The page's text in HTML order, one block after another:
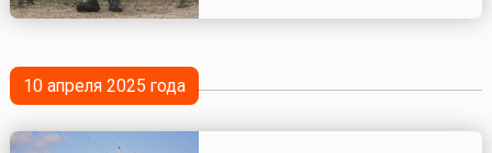
10 апреля 2025 года